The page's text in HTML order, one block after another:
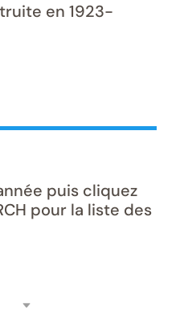
en 1923-
puis cliquez
pour la liste des